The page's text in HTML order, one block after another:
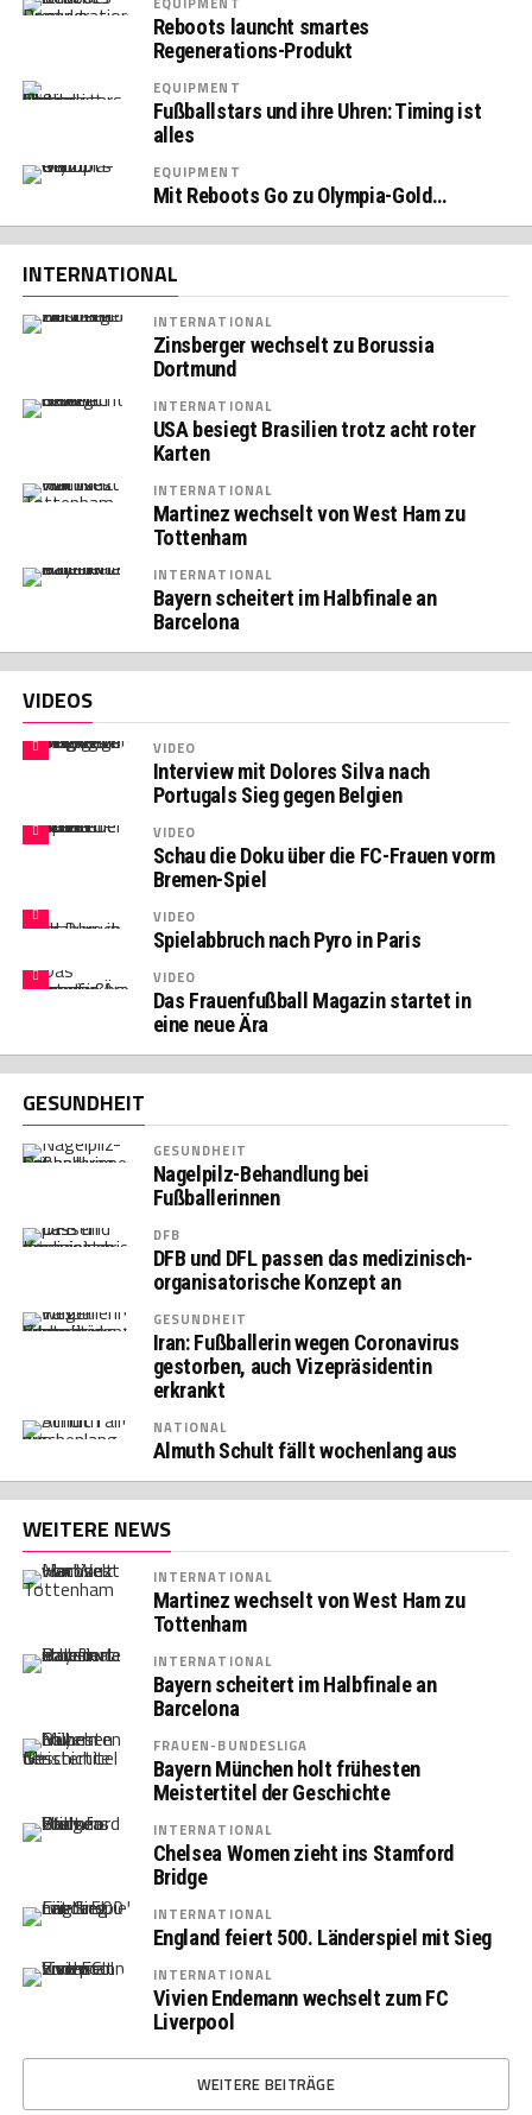
Reboots launcht smartes
Regenerations-Produkt
EQUIPMENT
Fußballstars und ihre Uhren: Timing ist
alles
EQUIPMENT
Mit Reboots Go zu Olympia-Gold…
INTERNATIONAL
INTERNATIONAL
Zinsberger wechselt zu Borussia
Dortmund
INTERNATIONAL
USA besiegt Brasilien trotz acht roter
Karten
INTERNATIONAL
Martinez wechselt von West Ham zu
Tottenham
INTERNATIONAL
Bayern scheitert im Halbfinale an
Barcelona
VIDEOS
VIDEO
Interview mit Dolores Silva nach
Portugals Sieg gegen Belgien
VIDEO
Schau die Doku über die FC-Frauen vorm
Bremen-Spiel
VIDEO
Spielabbruch nach Pyro in Paris
VIDEO
Das Frauenfußball Magazin startet in
eine neue Ära
GESUNDHEIT
GESUNDHEIT
Nagelpilz-Behandlung bei
Fußballerinnen
DFB
DFB und DFL passen das medizinisch-
organisatorische Konzept an
GESUNDHEIT
Iran: Fußballerin wegen Coronavirus
gestorben, auch Vizepräsidentin
erkrankt
NATIONAL
Almuth Schult fällt wochenlang aus
WEITERE NEWS
INTERNATIONAL
Martinez wechselt von West Ham zu
Tottenham
INTERNATIONAL
Bayern scheitert im Halbfinale an
Barcelona
FRAUEN-BUNDESLIGA
Bayern München holt frühesten
Meistertitel der Geschichte
INTERNATIONAL
Chelsea Women zieht ins Stamford
Bridge
INTERNATIONAL
England feiert 500. Länderspiel mit Sieg
INTERNATIONAL
Vivien Endemann wechselt zum FC
Liverpool
WEITERE BEITRÄGE